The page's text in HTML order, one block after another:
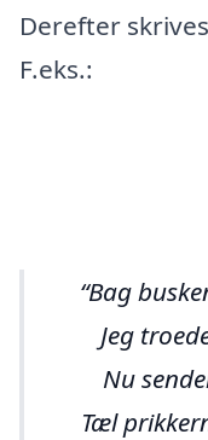
Derefter
F.eks.:
Bag
Jeg
Nu
Tæl